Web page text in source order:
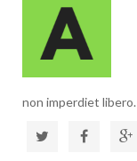
non imperdiet libero.